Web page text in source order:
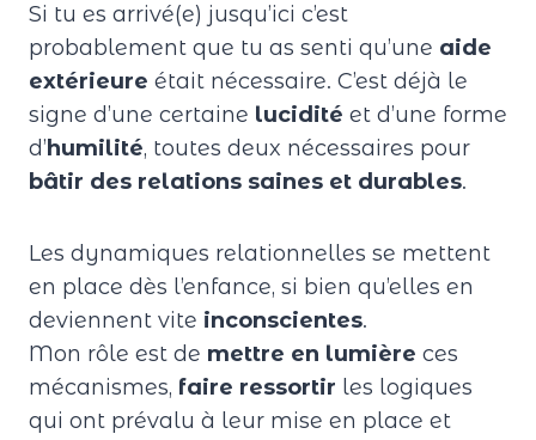
Si tu es arrivé(e) jusqu’ici c’est
probablement que tu as senti qu’une aide
extérieure était nécessaire. C’est déjà le
signe d’une certaine lucidité et d’une forme
d’humilité, toutes deux nécessaires pour
bâtir des relations saines et durables.
Les dynamiques relationnelles se mettent
en place dès l’enfance, si bien qu’elles en
deviennent vite inconscientes.
Mon rôle est de mettre en lumière ces
mécanismes, faire ressortir les logiques
qui ont prévalu à leur mise en place et